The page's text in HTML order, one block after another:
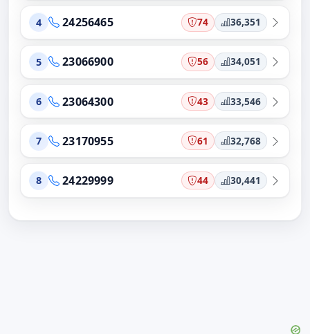
4 24256465 74 36,351
5 23066900 56 34,051
6 23064300 43 33,546
7 23170955 61 32,768
8 24229999 44 30,441